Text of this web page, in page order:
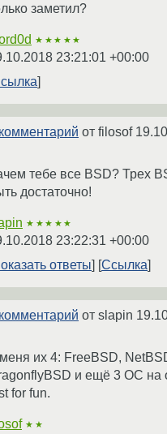
заметил?
★★★★★
23:21:01 +00:00
комментарий от filosof
тебе все BSD? Трех
достаточно!
★★★★★
23:22:31 +00:00
ответы
Ссылка
комментарий от slapin
их 4: FreeBSD,
и ещё 3 ОС на
for fun.
★★